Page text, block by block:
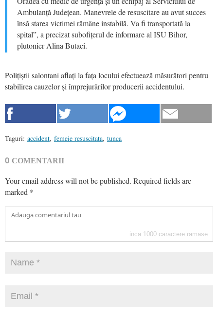
Ambulanță Județean. Manevrele de resuscitare au avut succes
însă starea victimei rămâne instabilă. Va fi transportată la
spital”, a precizat subofițerul de informare al ISU Bihor,
plutonier Alina Butaci.
Polițiștii salontani aflați la fața locului efectuează măsurători pentru
stabilirea cauzelor și împrejurărilor producerii accidentului.
Taguri: accident, femeie resuscitata, tunca
0 COMENTARII
Your email address will not be published. Required fields are
marked *
inca 1000 caractere ramase